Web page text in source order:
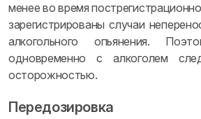
менее во время
зарегистрированы случаи
алкогольного опьянения.
одновременно с алкоголем
осторожностью.
Передозировка